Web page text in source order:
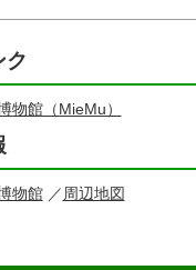
ク
物館（MieMu）
物館／ 周辺地図